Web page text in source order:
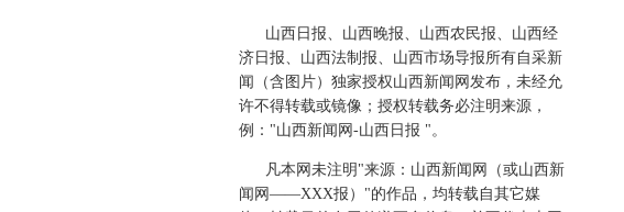
让清明，更“文明”
山西日报、山西晚报、山西农民报、山西经
济日报、山西法制报、山西市场导报所有自采新
闻（含图片）独家授权山西新闻网发布，未经允
许不得转载或镜像；授权转载务必注明来源，
例："山西新闻网-山西日报 "。
凡本网未注明"来源：山西新闻网（或山西新
闻网——XXX报）"的作品，均转载自其它媒